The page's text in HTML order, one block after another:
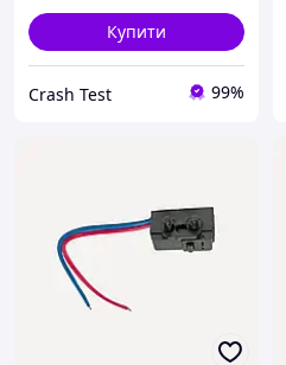
Купити
Crash Test 99%